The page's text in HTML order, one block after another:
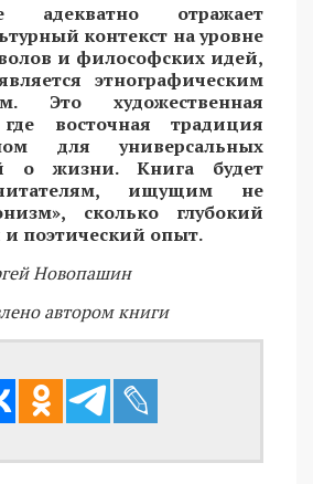
адекватно отражает
контекст на уровне
и философских идей,
этнографическим
Это художественная
восточная традиция
для универсальных
о жизни. Книга будет
ищущим не
сколько глубокий
поэтический опыт.
Новопашин
автором книги